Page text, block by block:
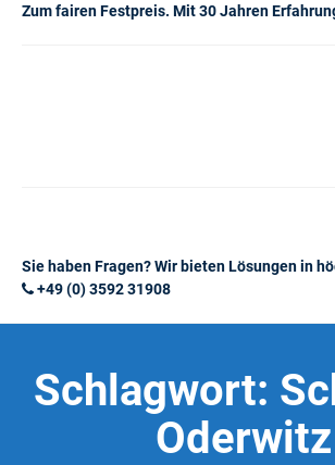
Zum fairen Festpreis. Mit 30 Jahren
Sie haben Fragen? Wir bieten Lösungen in
+49 (0) 3592 31908
Schlagwort:
Oderwitz